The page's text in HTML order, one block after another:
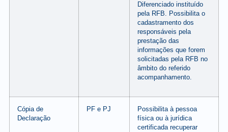
Diferenciado instituído
pela RFB. Possibilita o
cadastramento dos
responsáveis pela
prestação das
informações que forem
solicitadas pela RFB no
âmbito do referido
acompanhamento.
Cópia de
Declaração
PF e PJ
Possibilita à pessoa
física ou à jurídica
certificada recuperar